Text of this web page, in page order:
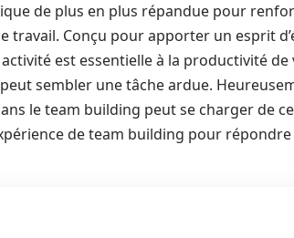
de plus en plus répandue pour
travail. Conçu pour apporter un esprit
est essentielle à la productivité
sembler une tâche ardue.
le team building peut se charger de
de team building pour répondre